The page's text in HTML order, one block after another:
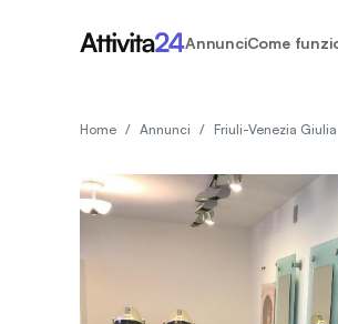
AnnunciCome
Home / Annunci / Friuli-Venezia Giulia